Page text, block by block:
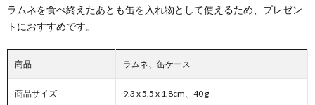
ラムネを食べ終えたあとも缶を入れ物として使えるため、プレゼン
トにおすすめです。
商品 ラムネ、缶ケース
商品サイズ 9.3 x 5.5 x 1.8cm、40 g